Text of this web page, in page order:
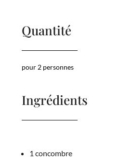
Quantité
pour 2 personnes
Ingrédients
1 concombre